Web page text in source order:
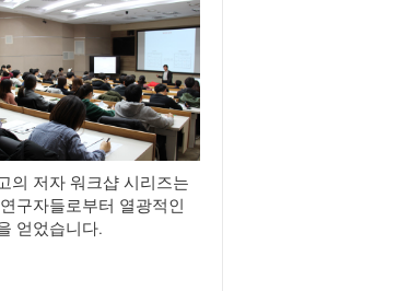
의 저자 워크샵 시리즈는
구자들로부터 열광적인
얻었습니다.